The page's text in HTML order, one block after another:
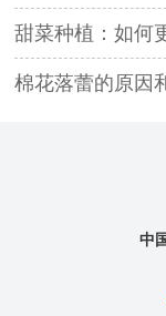
甜菜种植：如何
棉花落蕾的原因
中